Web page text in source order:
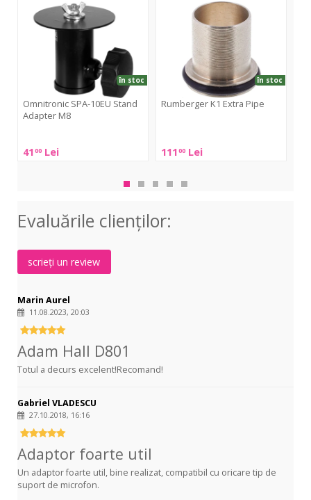
10EU
Stand
Omnitronic SPA-10EU Stand
Adapter M8
4100 Lei
în stoc
SPA-
M8
Rumberger K1 Extra Pipe
11100 Lei
în stoc
K1
Evaluările clienţilor:
scrieți un review
Marin Aurel
11.08.2023, 20:03
Adam Hall D801
Totul a decurs excelent!Recomand!
Gabriel VLADESCU
27.10.2018, 16:16
Adaptor foarte util
Un adaptor foarte util, bine realizat, compatibil cu oricare tip de
suport de microfon.